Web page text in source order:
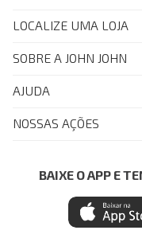
LOCALIZE UMA LOJA
SOBRE A JOHN JOHN
Quem Somos
John John Club
Painel de Privacidade
Central de
Ética e
AJUDA
FAQ
Regulamentos
Seja um Revendedor
NOSSAS AÇÕES
Azul Fidelidade
Mastercard
Itau Personnalite
BAIXE O APP E